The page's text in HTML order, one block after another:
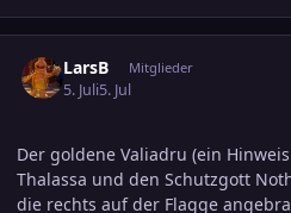
LarsB Mitglieder
5. Juli5. Jul
Der goldene Valiadru (ein
Thalassa und den Schutzgott
die rechts auf der Flagge